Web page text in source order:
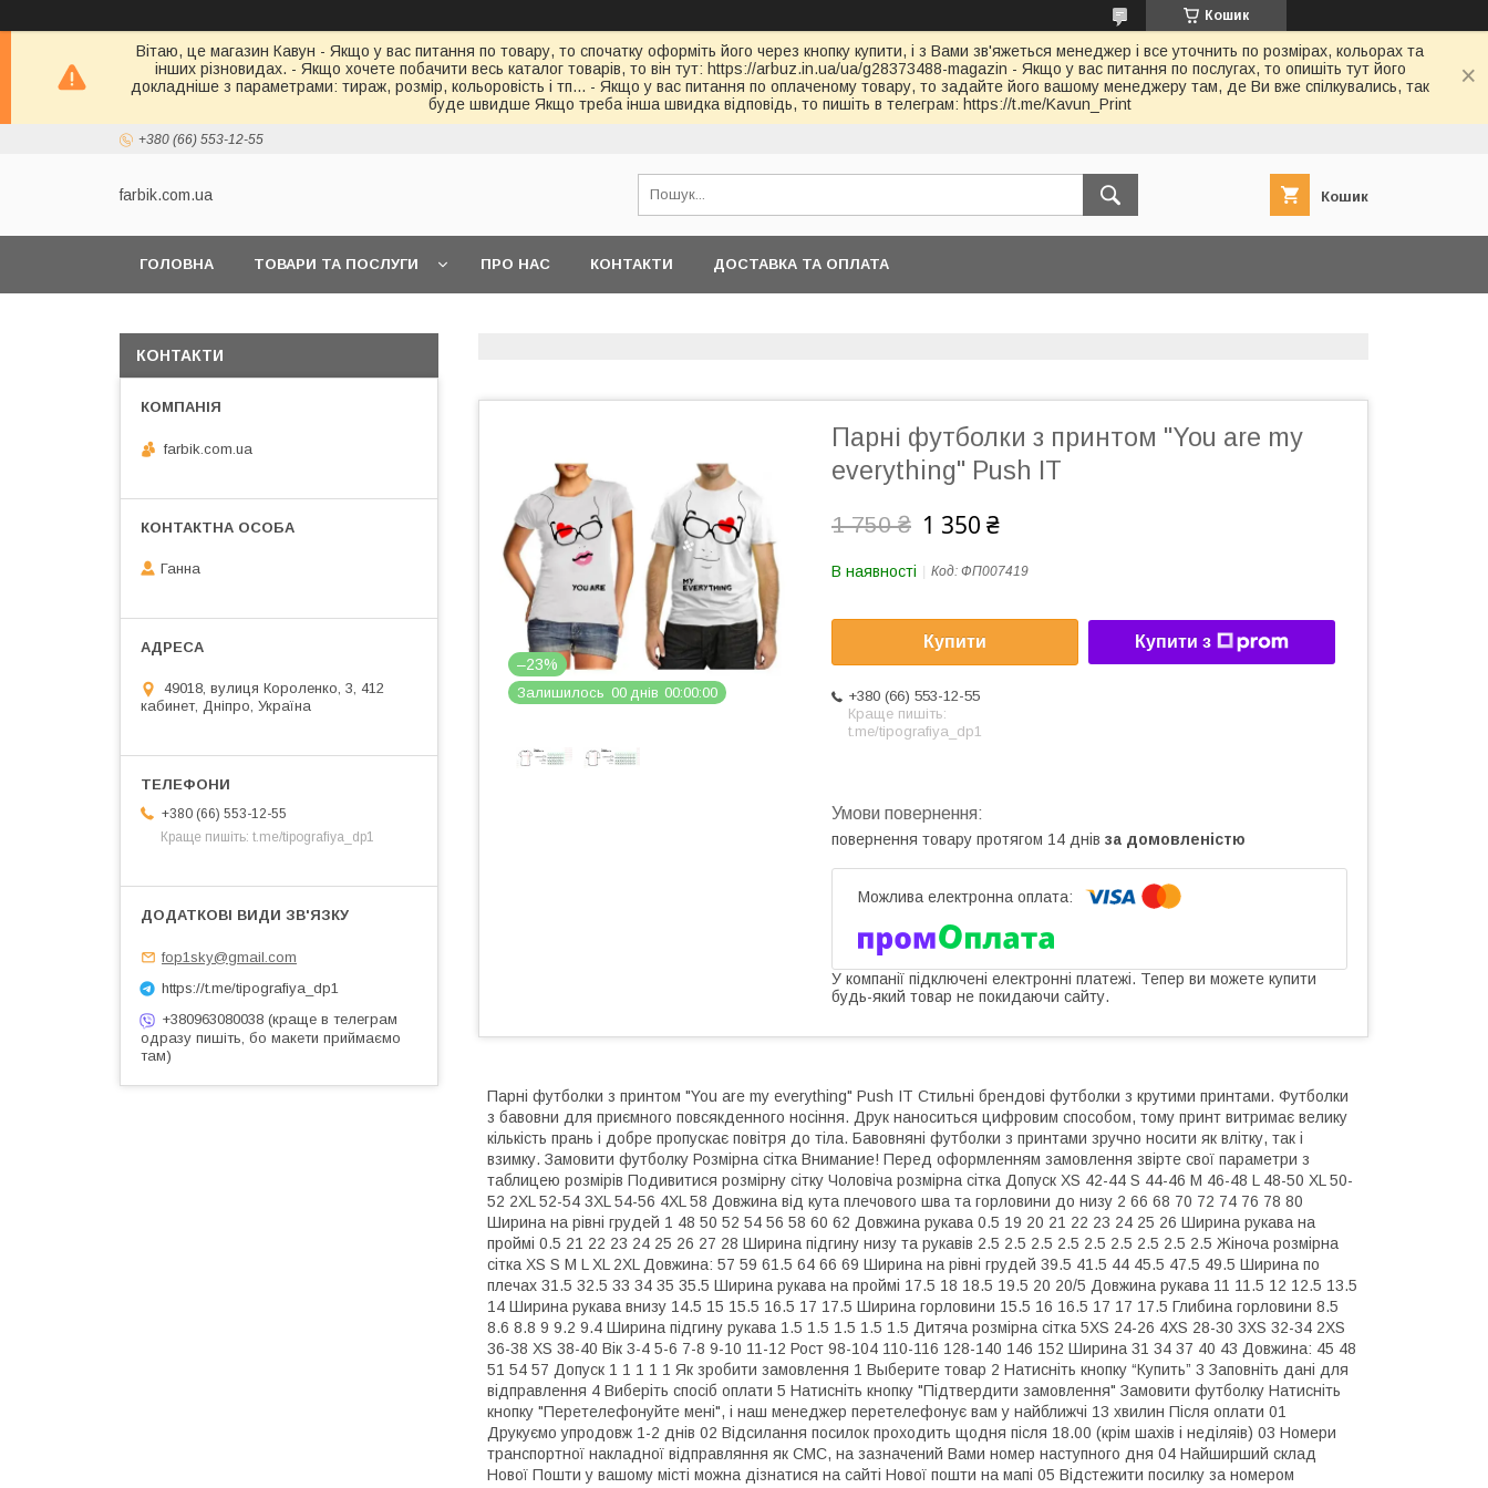
Кошик
Вітаю, це магазин Кавун - Якщо у вас питання по товару, то спочатку оформіть його через кнопку купити, і з Вами зв'яжеться менеджер і все уточнить по розмірах, кольорах та
інших різновидах. - Якщо хочете побачити весь каталог товарів, то він тут: https://arbuz.in.ua/ua/g28373488-magazin - Якщо у вас питання по послугах, то опишіть тут його
докладніше з параметрами: тираж, розмір, кольоровість і тп... - Якщо у вас питання по оплаченому товару, то задайте його вашому менеджеру там, де Ви вже спілкувались, так
буде швидше Якщо треба інша швидка відповідь, то пишіть в телеграм: https://t.me/Kavun_Print
+380 (66) 553-12-55
farbik.com.ua Кошик
ГОЛОВНА ТОВАРИ ТА ПОСЛУГИ ПРО НАС КОНТАКТИ ДОСТАВКА ТА ОПЛАТА
–23%
Залишилось 00 днів 00 00 00
Парні футболки з принтом "You are my
everything" Push IT
1 750 ₴ 1 350 ₴
В наявності Код: ФП007419
Купити Купити з
+380 (66) 553-12-55
Краще пишіть:
t.me/tipografiya_dp1
повернення товару протягом 14 днів за домовленістю
У компанії підключені електронні платежі. Тепер ви можете купити
будь-який товар не покидаючи сайту.
Парні футболки з принтом "You are my everything" Push IT Стильні брендові футболки з крутими принтами. Футболки
з бавовни для приємного повсякденного носіння. Друк наноситься цифровим способом, тому принт витримає велику
кількість прань і добре пропускає повітря до тіла. Бавовняні футболки з принтами зручно носити як влітку, так і
взимку. Замовити футболку Розмірна сітка Внимание! Перед оформленням замовлення звірте свої параметри з
таблицею розмірів Подивитися розмірну сітку Чоловіча розмірна сітка Допуск XS 42-44 S 44-46 M 46-48 L 48-50 XL 50-
52 2XL 52-54 3XL 54-56 4XL 58 Довжина від кута плечового шва та горловини до низу 2 66 68 70 72 74 76 78 80
Ширина на рівні грудей 1 48 50 52 54 56 58 60 62 Довжина рукава 0.5 19 20 21 22 23 24 25 26 Ширина рукава на
проймі 0.5 21 22 23 24 25 26 27 28 Ширина підгину низу та рукавів 2.5 2.5 2.5 2.5 2.5 2.5 2.5 2.5 2.5 Жіноча розмірна
сітка XS S M L XL 2XL Довжина: 57 59 61.5 64 66 69 Ширина на рівні грудей 39.5 41.5 44 45.5 47.5 49.5 Ширина по
плечах 31.5 32.5 33 34 35 35.5 Ширина рукава на проймі 17.5 18 18.5 19.5 20 20/5 Довжина рукава 11 11.5 12 12.5 13.5
14 Ширина рукава внизу 14.5 15 15.5 16.5 17 17.5 Ширина горловини 15.5 16 16.5 17 17 17.5 Глибина горловини 8.5
8.6 8.8 9 9.2 9.4 Ширина підгину рукава 1.5 1.5 1.5 1.5 1.5 Дитяча розмірна сітка 5XS 24-26 4XS 28-30 3XS 32-34 2XS
36-38 XS 38-40 Вік 3-4 5-6 7-8 9-10 11-12 Рост 98-104 110-116 128-140 146 152 Ширина 31 34 37 40 43 Довжина: 45 48
51 54 57 Допуск 1 1 1 1 1 Як зробити замовлення 1 Выберите товар 2 Натисніть кнопку “Купить” 3 Заповніть дані для
відправлення 4 Виберіть спосіб оплати 5 Натисніть кнопку "Підтвердити замовлення" Замовити футболку Натисніть
кнопку "Перетелефонуйте мені", і наш менеджер перетелефонує вам у найближчі 13 хвилин Після оплати 01
Друкуємо упродовж 1-2 днів 02 Відсилання посилок проходить щодня після 18.00 (крім шахів і неділяів) 03 Номери
транспортної накладної відправляння як СМС, на зазначений Вами номер наступного дня 04 Найширший склад
Нової Пошти у вашому місті можна дізнатися на сайті Нової пошти на мапі 05 Відстежити посилку за номером
КОНТАКТИ
farbik.com.ua
Ганна
49018, вулиця Короленко, 3, 412
кабинет, Дніпро, Україна
+380 (66) 553-12-55
Краще пишіть: t.me/tipografiya_dp1
fop1sky@gmail.com
https://t.me/tipografiya_dp1
+380963080038 (краще в телеграм
одразу пишіть, бо макети приймаємо
там)